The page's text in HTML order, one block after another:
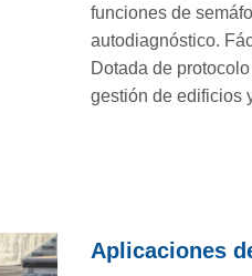
funciones de
autodiagnóstico.
Dotada de
gestión de edificios
Aplicaciones